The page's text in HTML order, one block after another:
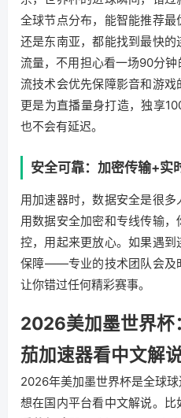
全球节点分布，能智能推荐
还是东南亚，都能找到最快
流量，不用担心看一场90分
流技术会优先保障影音和游
更是为直播量身打造，独享
也不会有延迟。
安全可靠：加密传输+实
用加速器时，数据安全是很多
用数据安全加密和专线传输
控，用起来更放心。如果遇
保障——专业的技术团队会及
让你错过任何精彩赛事。
2026美加墨世界杯
茄加速器看中文解
2026年美加墨世界杯是全球
想在国内平台看中文解说。